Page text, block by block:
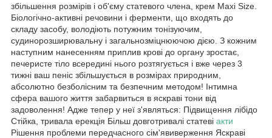
збільшення розмірів і об'єму статевого члена, крем Maxi Size.
Біологічно-активні речовини і ферменти, що входять до
складу засобу, володіють потужним тонізуючим,
судинорозширювальну і загальнозміцнюючою дією. З кожним
наступним нанесенням приплив крові до органу зростає,
печеристе тіло всередині нього розтягується і вже через 3
тижні ваш пеніс збільшується в розмірах природним,
абсолютно безболісним та безпечним методом! Інтимна
сфера вашого життя забарвиться в яскраві тони від
задоволення! Адже тепер у неї з'являться: Підвищення лібідо
Стійка, тривала ерекція Більш довготривалі статеві акти
Рішення проблеми передчасного сім'явиверження Яскраві